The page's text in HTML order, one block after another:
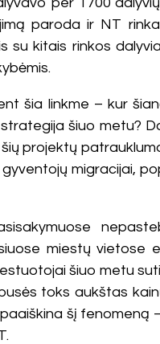
paroda ir NT
su kitais rinkos
šia linkme – kur
šiuo metu?
projektų
migracijai,
miestų vietose
šiuo metu
toks aukštas
šį fenomeną